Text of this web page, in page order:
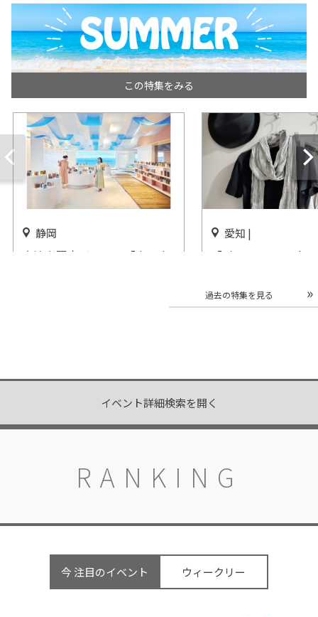
イベント詳細検索を開く
RANKING
今 注目のイベント ウィークリー
この特集をみる
静岡
宿泊者限定イベント「カンカ
愛知 |
「Kis-My-Ft2：The
催
開催まであと16日
過去の特集を見る